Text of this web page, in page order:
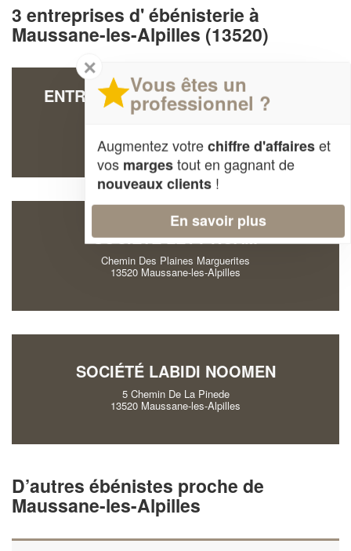
3 entreprises d' ébénisterie à
Maussane-les-Alpilles (13520)
ENTREPRISE LISA RUIZ TAPISSIER
(SARL)
13520 Maussane-les-Alpilles
SOCIÉTÉ LEVY NOAM
Chemin Des Plaines Marguerites
13520 Maussane-les-Alpilles
SOCIÉTÉ LABIDI NOOMEN
5 Chemin De La Pinede
13520 Maussane-les-Alpilles
D’autres ébénistes proche de
Maussane-les-Alpilles
✕
Vous êtes un
professionnel ?
Augmentez votrechiffre d'affaireset
vos margestout en gagnant de
nouveaux clients !
En savoir plus